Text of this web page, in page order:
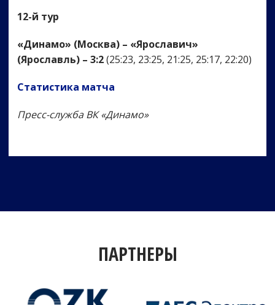
12-й тур
«Динамо» (Москва) – «Ярославич»
(Ярославль) – 3:2(25:23, 23:25, 21:25, 25:17, 22:20)
Статистика матча
Пресс-служба ВК «Динамо»
ПАРТНЕРЫ